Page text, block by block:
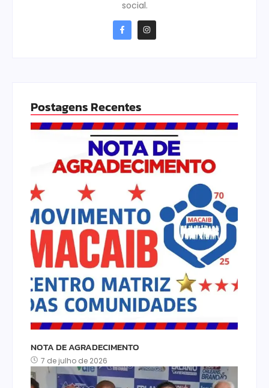
social.
Postagens Recentes
NOTA DE AGRADECIMENTO
7 de julho de 2026